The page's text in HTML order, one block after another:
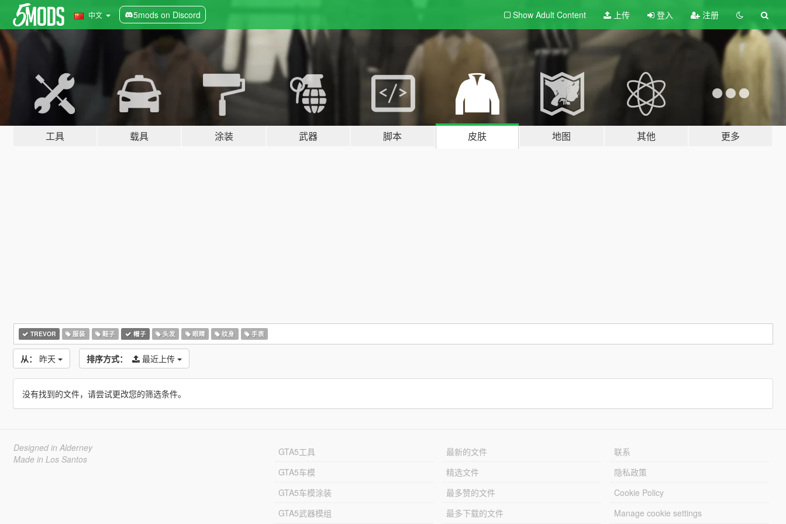
中文 5mods on Discord Show Adult Content 上传 登入 注册
工具 载具 涂装 武器 脚本 皮肤 地图 其他 更多
TREVOR 服装 鞋子 帽子 头发 眼睛 纹身 手表
从： 昨天 排序方式： 最近上传
没有找到的文件，请尝试更改您的筛选条件。
Designed in Alderney
Made in Los Santos
GTA5工具
GTA5车模
GTA5车模涂装
GTA5武器模组
最新的文件
精选文件
最多赞的文件
最多下载的文件
联系
隐私政策
Cookie Policy
Manage cookie settings